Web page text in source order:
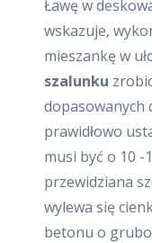
Ławę w
wskazuje,
mieszankę w
szalunku
dopasowanych
prawidłowo
musi być o 10 -
przewidziana
wylewa się
betonu o